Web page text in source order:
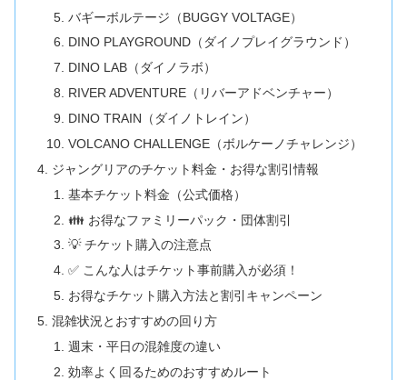
バギーボルテージ（BUGGY VOLTAGE）
DINO PLAYGROUND（ダイノプレイグラウンド）
DINO LAB（ダイノラボ）
RIVER ADVENTURE（リバーアドベンチャー）
DINO TRAIN（ダイノトレイン）
VOLCANO CHALLENGE（ボルケーノチャレンジ）
ジャングリアのチケット料金・お得な割引情報
基本チケット料金（公式価格）
👪 お得なファミリーパック・団体割引
💡 チケット購入の注意点
✅ こんな人はチケット事前購入が必須！
お得なチケット購入方法と割引キャンペーン
混雑状況とおすすめの回り方
週末・平日の混雑度の違い
効率よく回るためのおすすめルート